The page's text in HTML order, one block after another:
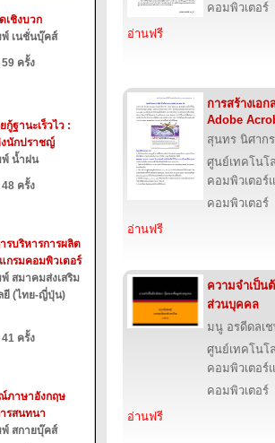
เชิงบวก
เนชั่นบุ๊คส์
ครั้ง
กู้ฐานะเร็วไว :
นักปราชญ์
น้ำฝน
ครั้ง
รบริหารการผลิต
กรมคอมพิวเตอร์
สมาคมส่งเสริม
ยี (ไทย-ญี่ปุ่น)
ครั้ง
ภาษาอังกฤษ
รสนทนา
สกายบุ๊คส์
คอมพิวเตอร์
อ่านฟรี
การสร้างเอ
Adobe
สุนทร นิศากร
ศูนย์เทคโนโ
คอมพิวเตอร์
คอมพิวเตอร์
อ่านฟรี
ความจำเป็น
ส่วนบุคคล
มนู อรดีดลเ
ศูนย์เทคโนโ
คอมพิวเตอร์
คอมพิวเตอร์
อ่านฟรี